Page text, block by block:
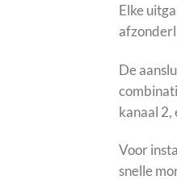
Elke
De
kanaal 2,
Voor
snelle